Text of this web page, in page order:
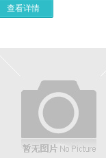
查看详情